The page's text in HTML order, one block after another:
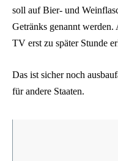
soll auf Bier- und
Getränks genannt
TV erst zu später Stunde
Das ist sicher noch
für andere Staaten.